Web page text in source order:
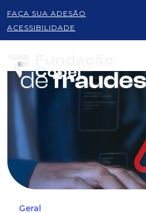
FAÇA SUA ADESÃO
ACESSIBILIDADE
Geral